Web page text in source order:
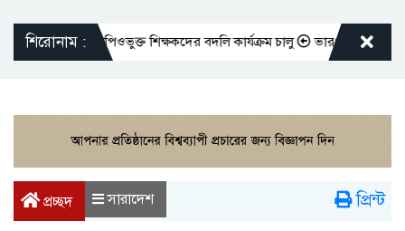
শিরোনাম :
মতো এমপিওভুক্ত শিক্ষকদের বদলি কার্যক্রম চালু ভারপ্রাপ্ত রাষ্ট্রপতিকে
প্রচ্ছদ সারাদেশ প্রিন্ট